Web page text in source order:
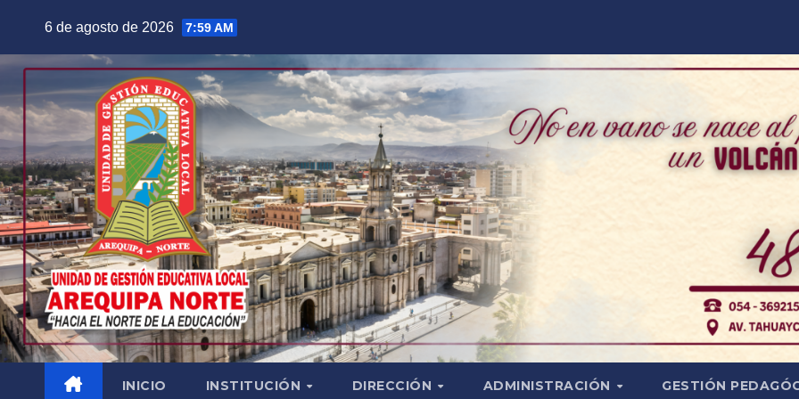
contenido
6 de agosto de 2026 7:59 AM
INICIO INSTITUCIÓN DIRECCIÓN ADMINISTRACIÓN GESTIÓN